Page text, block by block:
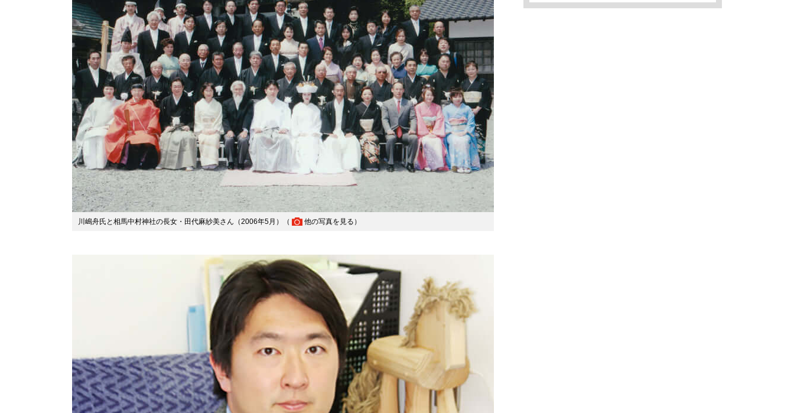
川嶋舟氏と相馬中村神社の長女・田代麻紗美さん（2006年5月）（ 他の写真を見る ）